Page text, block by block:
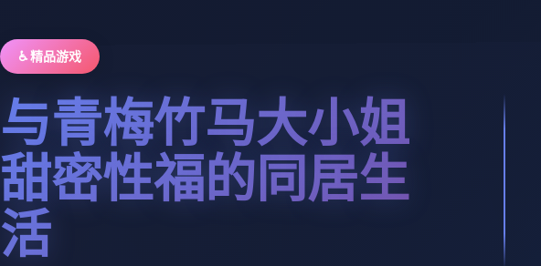
♿ 精品游戏
与青梅竹马大小姐
甜密性福的同居生
活